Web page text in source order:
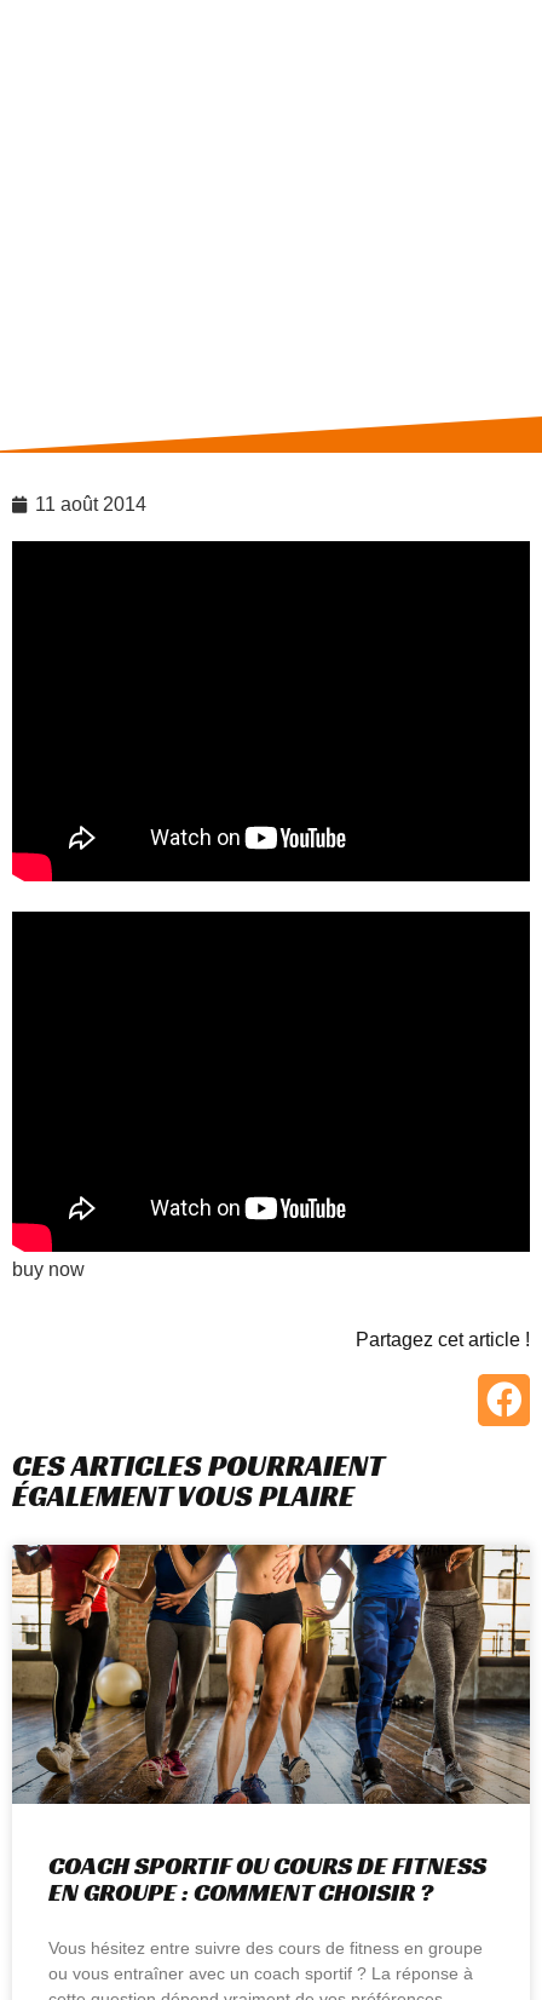
11 août 2014
buy now
Partagez cet article !
CES ARTICLES POURRAIENT
ÉGALEMENT VOUS PLAIRE
COACH SPORTIF OU COURS DE FITNESS
EN GROUPE : COMMENT CHOISIR ?
Vous hésitez entre suivre des cours de fitness en groupe
ou vous entraîner avec un coach sportif ? La réponse à